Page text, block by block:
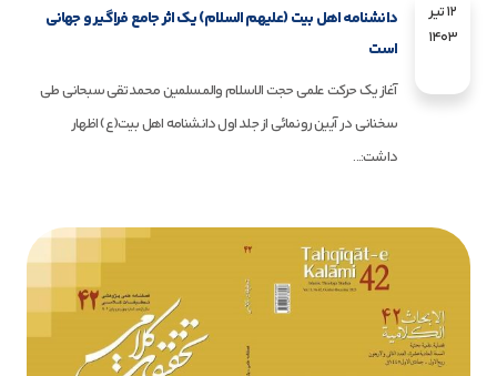
12 تیر
1403
دانشنامه اهل بیت (علیهم السلام) یک اثر جامع فراگیر و جهانی
است
آغاز یک حرکت علمی حجت الاسلام والمسلمین محمدتقی سبحانی طی
سخنانی در آیین رونمائی از جلد اول دانشنامه اهل بیت(ع) اظهار
داشت:...